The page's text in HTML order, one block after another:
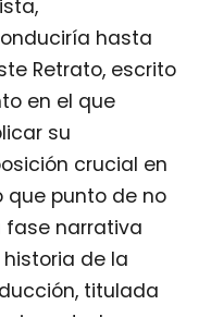
hasta
Retrato, escrito
en el que
su
crucial en
punto de no
fase narrativa
de la
titulada